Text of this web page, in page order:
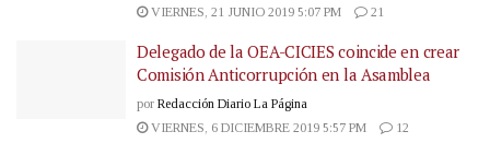
VIERNES, 21 JUNIO 2019 5:07 PM
21
Delegado de la OEA-CICIES coincide en crear
Comisión Anticorrupción en la Asamblea
por Redacción Diario La Página
VIERNES, 6 DICIEMBRE 2019 5:57 PM
12